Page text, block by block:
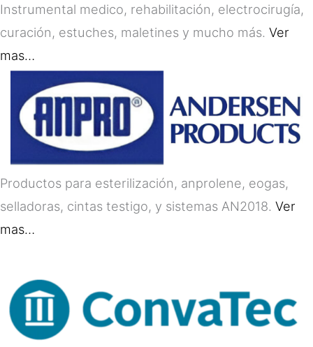
Instrumental medico, rehabilitación, electrocirugía,
curación, estuches, maletines y mucho más. Ver
mas…
Productos para esterilización, anprolene, eogas,
selladoras, cintas testigo, y sistemas AN2018. Ver
mas…